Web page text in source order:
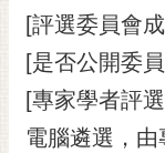
[評選委員會
[是否公開委
[專家學者評
電腦遴選，由